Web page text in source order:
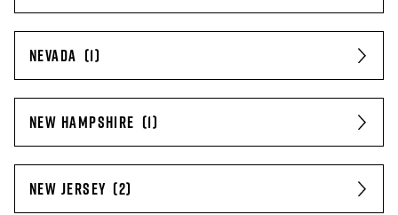
NEVADA
NEW HAMPSHIRE
NEW JERSEY